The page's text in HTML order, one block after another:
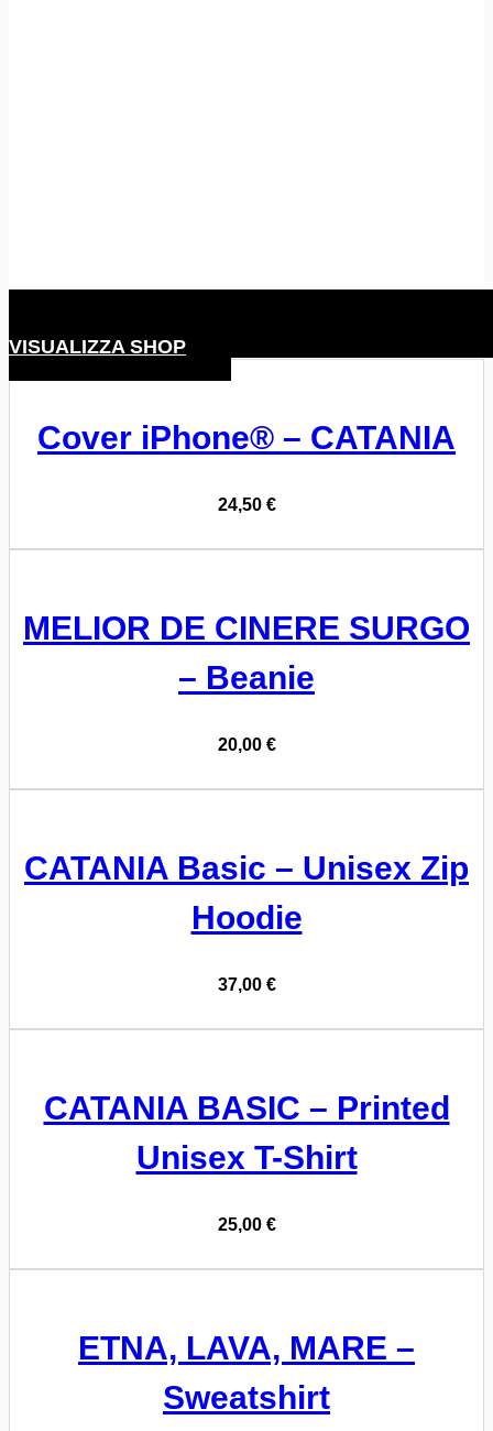
VISUALIZZA SHOP
Cover iPhone® – CATANIA
24,50 €
MELIOR DE CINERE SURGO
– Beanie
20,00 €
CATANIA Basic – Unisex Zip
Hoodie
37,00 €
CATANIA BASIC – Printed
Unisex T-Shirt
25,00 €
ETNA, LAVA, MARE –
Sweatshirt